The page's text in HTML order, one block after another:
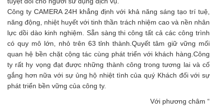
Công ty CAMERA 24H khẳng định với khả năng sáng tạo trí tuệ,
năng động, nhiệt huyết với tinh thần trách nhiệm cao và nền nhân
lực dồi dào kinh nghiệm. Sẵn sàng thi công tất cả các công trình
có quy mô lớn, nhỏ trên 63 tỉnh thành.Quyết tâm giữ vững mối
quan hệ bền chặt cộng tác cùng phát triển với khách hàng.Công
ty rất hy vọng đạt được những thành công trong tương lai và cố
gắng hơn nữa với sự ủng hộ nhiệt tình của quý Khách đối với sự
phát triển bền vững của công ty.
Với phương châm “